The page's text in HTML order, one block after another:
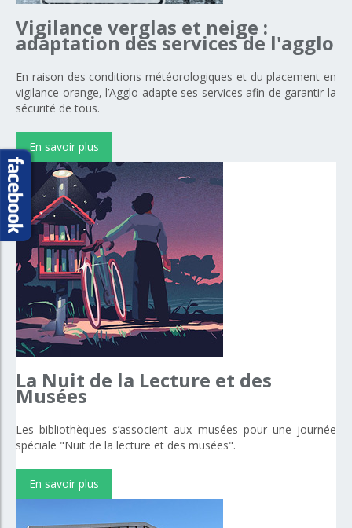
Vigilance verglas et neige :
adaptation des servicesde l'agglo
En raison des conditions météorologiques et du placement en
vigilance orange, l’Agglo adapte ses services afin de garantir la
sécurité de tous.
En savoir plus
La Nuit de la Lecture et des
Musées
Les bibliothèques s’associent aux musées pour une journée
spéciale "Nuit de la lecture et des musées".
En savoir plus